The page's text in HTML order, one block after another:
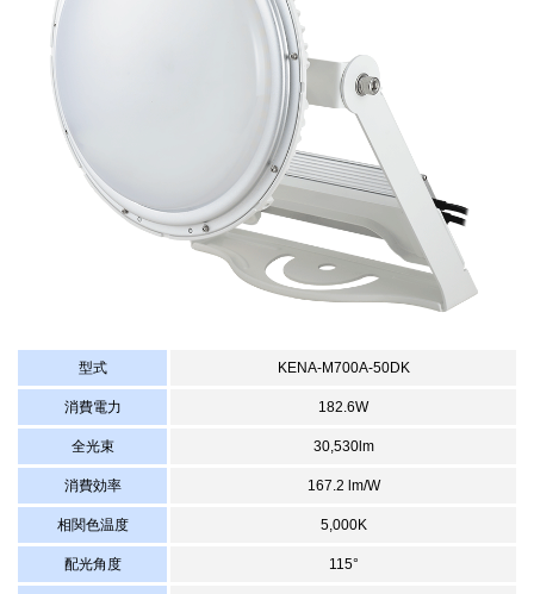
型式 KENA-M700A-50DK
消費電力 182.6W
全光束 30,530lm
消費効率 167.2 lm/W
相関色温度 5,000K
配光角度 115°